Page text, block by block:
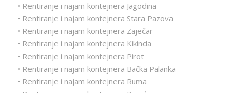
• Rentiranje i najam kontejnera Jagodina
• Rentiranje i najam kontejnera Stara Pazova
• Rentiranje i najam kontejnera Zaječar
• Rentiranje i najam kontejnera Kikinda
• Rentiranje i najam kontejnera Pirot
• Rentiranje i najam kontejnera Bačka Palanka
• Rentiranje i najam kontejnera Ruma